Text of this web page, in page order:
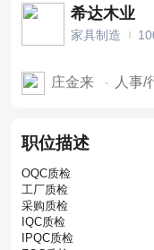
希达木业
家具制造
庄金来 人事/
职位描述
OQC质检
工厂质检
采购质检
IQC质检
IPQC质检